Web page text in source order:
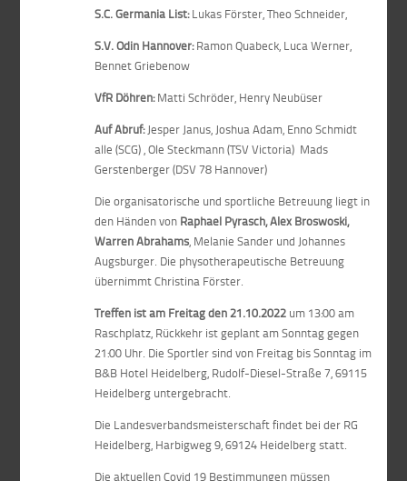
S.C. Germania List:Lukas Förster, Theo Schneider,
S.V. Odin Hannover:Ramon Quabeck, Luca Werner,
Bennet Griebenow
VfR Döhren:Matti Schröder, Henry Neubüser
Auf Abruf:Jesper Janus, Joshua Adam, Enno Schmidt
alle (SCG) , Ole Steckmann (TSV Victoria) Mads
Gerstenberger (DSV 78 Hannover)
Die organisatorische und sportliche Betreuung liegt in
den Händen von Raphael Pyrasch, Alex Broswoski,
Warren Abrahams , Melanie Sander und Johannes
Augsburger. Die physotherapeutische Betreuung
übernimmt Christina Förster.
Treffen ist am Freitag den 21.10.2022 um 13:00 am
Raschplatz, Rückkehr ist geplant am Sonntag gegen
21:00 Uhr. Die Sportler sind von Freitag bis Sonntag im
B&B Hotel Heidelberg, Rudolf-Diesel-Straße 7, 69115
Heidelberg untergebracht.
Die Landesverbandsmeisterschaft findet bei der RG
Heidelberg, Harbigweg 9, 69124 Heidelberg statt.
Die aktuellen Covid 19 Bestimmungen müssen